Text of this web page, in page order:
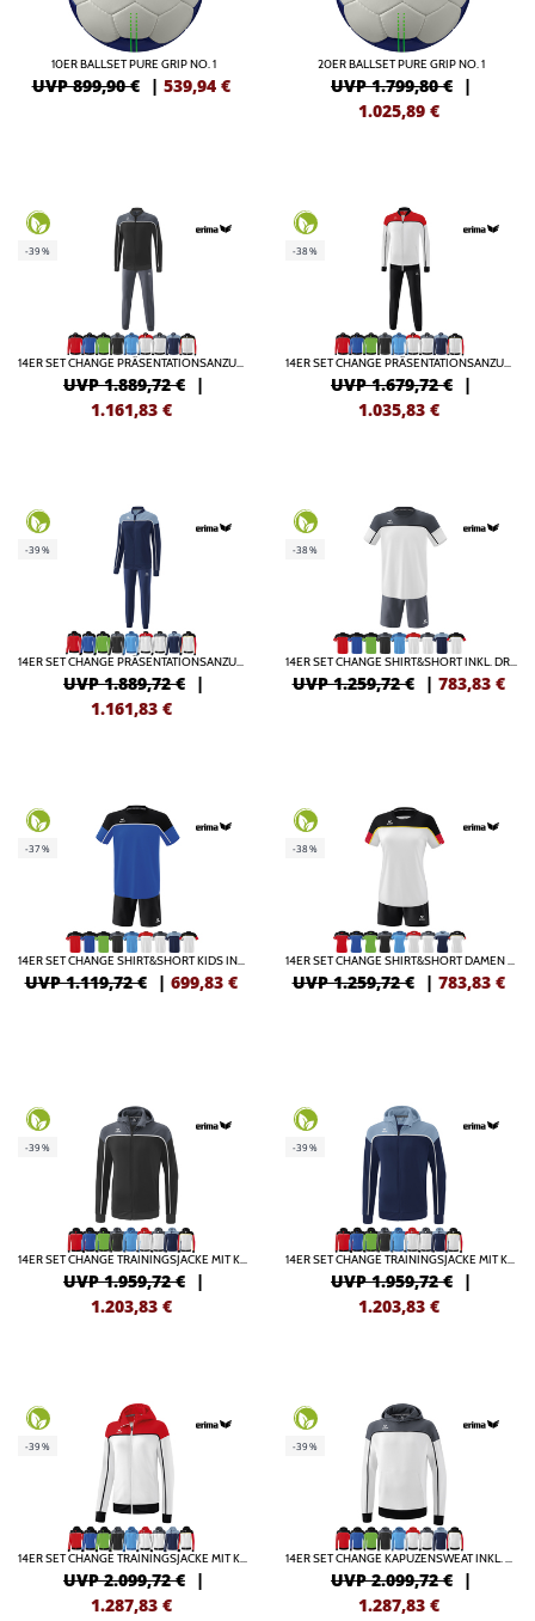
10ER BALLSET PURE GRIP NO. 1
UVP 899,90 € | 539,94 €
20ER BALLSET PURE GRIP NO. 1
UVP 1.799,80 € |
1.025,89 €
-39%
14ER SET CHANGE PRÄSENTATIONSANZUG INKL. DRUCK
UVP 1.889,72 € |
1.161,83 €
-38%
14ER SET CHANGE PRÄSENTATIONSANZUG KIDS INKL. DRUCK
UVP 1.679,72 € |
1.035,83 €
-39%
14ER SET CHANGE PRÄSENTATIONSANZUG DAMEN INKL. DRUCK
UVP 1.889,72 € |
1.161,83 €
-38%
14ER SET CHANGE SHIRT&SHORT INKL. DRUCK
UVP 1.259,72 € | 783,83 €
-37%
14ER SET CHANGE SHIRT&SHORT KIDS INKL. DRUCK
UVP 1.119,72 € | 699,83 €
-38%
14ER SET CHANGE SHIRT&SHORT DAMEN INKL. DRUCK
UVP 1.259,72 € | 783,83 €
-39%
14ER SET CHANGE TRAININGSJACKE MIT KAPUZE INKL. DRUCK
UVP 1.959,72 € |
1.203,83 €
-39%
14ER SET CHANGE TRAININGSJACKE MIT KAPUZE KIDS INKL. DRUCK
UVP 1.959,72 € |
1.203,83 €
-39%
14ER SET CHANGE TRAININGSJACKE MIT KAPUZE DAMEN INKL. DRUCK
UVP 2.099,72 € |
1.287,83 €
-39%
14ER SET CHANGE KAPUZENSWEAT INKL. DRUCK
UVP 2.099,72 € |
1.287,83 €